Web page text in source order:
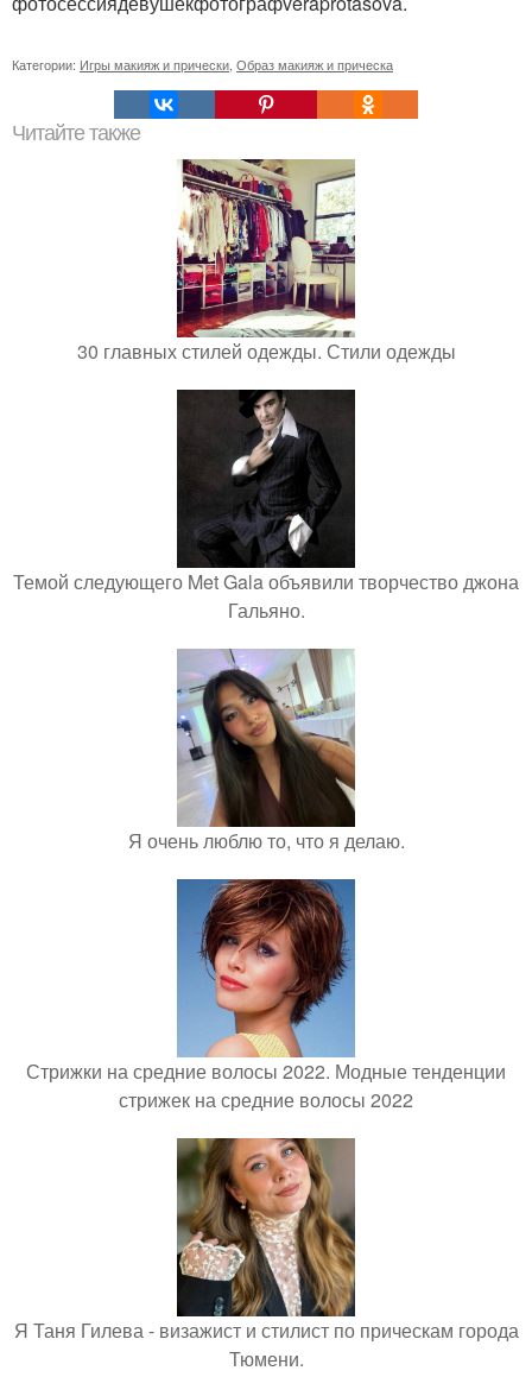
Категории: Игры макияж и прически, Образ макияж и прическа
Читайте также
30 главных стилей одежды. Стили одежды
Темой следующего Met Gala объявили творчество джона
Гальяно.
Я очень люблю то, что я делаю.
Стрижки на средние волосы 2022. Модные тенденции
стрижек на средние волосы 2022
Я Таня Гилева - визажист и стилист по прическам города
Тюмени.